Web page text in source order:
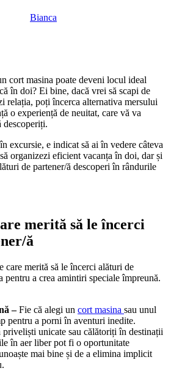
Bianca
cort masina poate deveni locul ideal
în doi? Ei bine, dacă vrei să scapi de
relația, poți încerca alternativa mersului
o experiență de neuitat, care vă va
descoperiți.
excursie, e indicat să ai în vedere câteva
organizezi eficient vacanța în doi, dar și
de partener/ă descoperi în rândurile
merită să le încerci
ă
care merită să le încerci alături de
pentru a crea amintiri speciale împreună.
–Fie că alegi un cort masina sau unul
pentru a porni în aventuri inedite.
unicate sau călătoriți în destinații
în aer liber pot fi o oportunitate
mai bine și de a elimina implicit